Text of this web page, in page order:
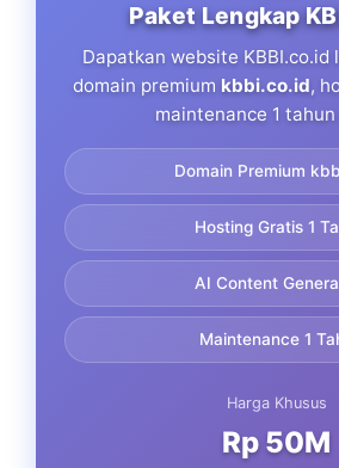
Paket Lengkap
Dapatkan website KBBI.co.id
domain premium kbbi.co.id,
maintenance 1 tahun
Domain Premium
Hosting Gratis 1
AI Content
Maintenance 1
Harga Khusus
Rp 50M